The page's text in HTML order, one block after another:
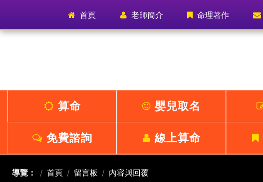
首頁 (current) 老師簡介 命理著作
算命 嬰兒取名
免費諮詢 線上算命
導覽： 首頁 留言板 內容與回覆